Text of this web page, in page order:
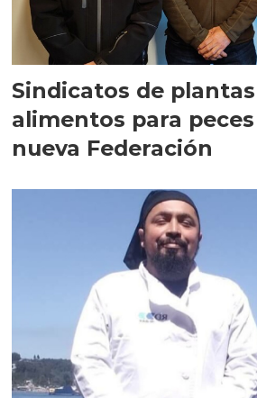
Sindicatos de
alimentos para
nueva Federación